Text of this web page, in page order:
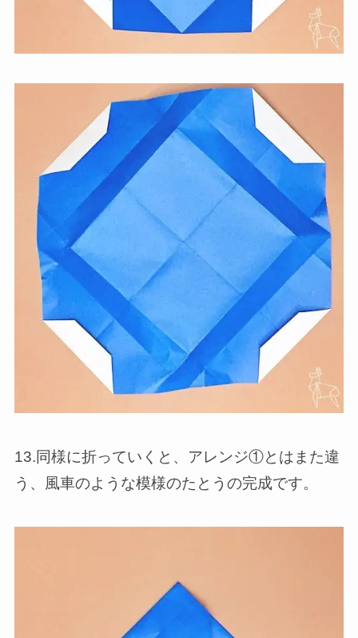
13.同様に折っていくと、アレンジ①とはまた違
う、風車のような模様のたとうの完成です。